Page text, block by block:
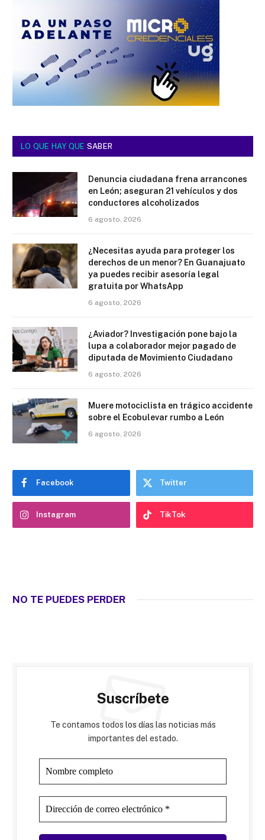
LO QUE HAY QUE SABER
Denuncia ciudadana frena arrancones
en León; aseguran 21 vehículos y dos
conductores alcoholizados
6 agosto, 2026
¿Necesitas ayuda para proteger los
derechos de un menor? En Guanajuato
ya puedes recibir asesoría legal
gratuita por WhatsApp
6 agosto, 2026
¿Aviador? Investigación pone bajo la
lupa a colaborador mejor pagado de
diputada de Movimiento Ciudadano
6 agosto, 2026
Muere motociclista en trágico accidente
sobre el Ecobulevar rumbo a León
6 agosto, 2026
Facebook Twitter
Instagram TikTok
NO TE PUEDES PERDER
Suscríbete
Te contamos todos los días las noticias más
importantes del estado.